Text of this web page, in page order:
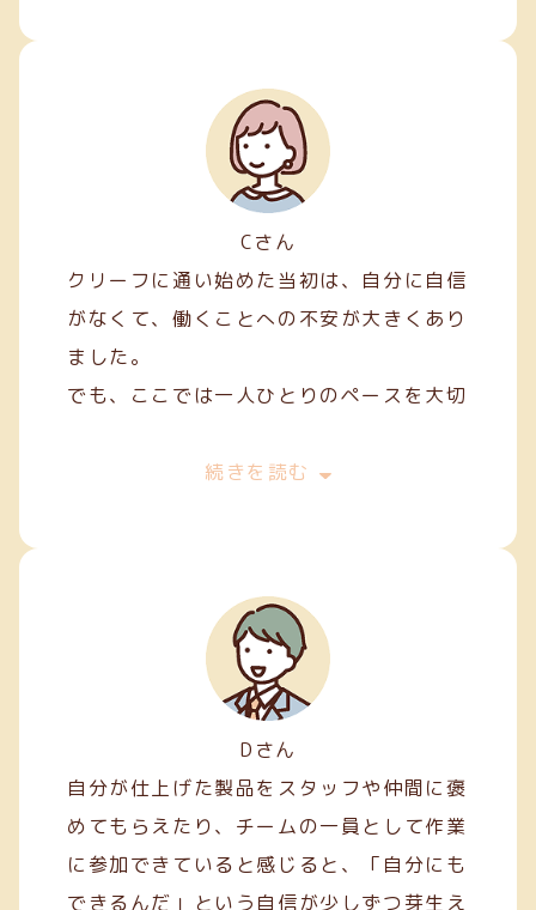
Cさん
クリーフに通い始めた当初は、自分に自信
がなくて、働くことへの不安が大きくあり
ました。
でも、ここでは一人ひとりのペースを大切
めることができました。
続きを読む
Dさん
自分が仕上げた製品をスタッフや仲間に褒
めてもらえたり、チームの一員として作業
に参加できていると感じると、「自分にも
できるんだ」という自信が少しずつ芽生え